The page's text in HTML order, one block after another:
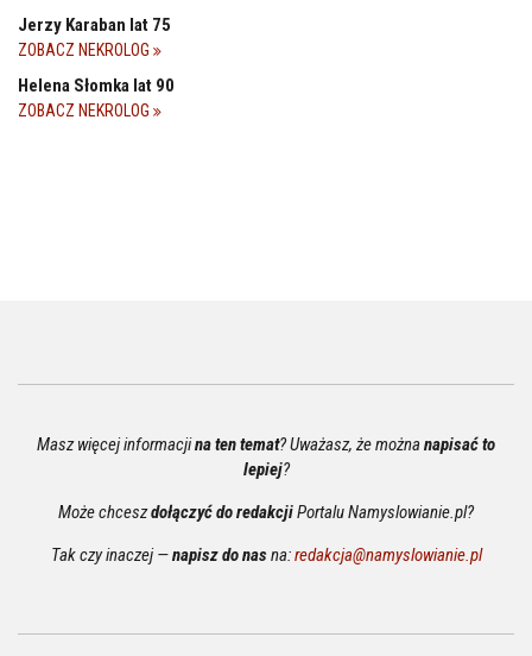
Jerzy Karaban lat 75
ZOBACZ NEKROLOG
Helena Słomka lat 90
ZOBACZ NEKROLOG
Masz więcej informacjina ten temat? Uważasz, że możnanapisać to
lepiej?
Może chceszdołączyć do redakcjiPortalu Namyslowianie.pl?
Tak czy inaczej —napisz do nasna:redakcja@namyslowianie.pl